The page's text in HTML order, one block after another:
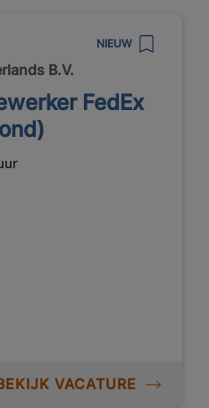
NIEUW
B.V.
FedEx
VACATURE